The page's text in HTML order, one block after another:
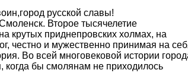
русской славы!
Второе тысячелетие
крутых приднепровских холмах, на
честно и мужественно принимая на
Во всей многовековой истории
когда бы смолянам не приходилось